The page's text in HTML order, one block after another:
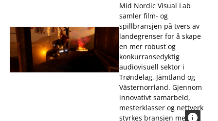
Mid Nordic Visual Lab
samler film- og
spillbransjen på tvers av
landegrenser for å skape
en mer robust og
konkurransedyktig
audiovisuell sektor i
Trøndelag, Jämtland og
Västernorrland. Gjennom
innovativt samarbeid,
mesterklasser og nettverk
styrkes bransjen med ny